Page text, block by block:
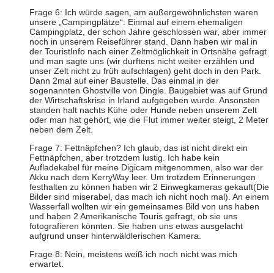
Frage 6: Ich würde sagen, am außergewöhnlichsten waren
unsere „Campingplätze“: Einmal auf einem ehemaligen
Campingplatz, der schon Jahre geschlossen war, aber immer
noch in unserem Reiseführer stand. Dann haben wir mal in
der TouristInfo nach einer Zeltmöglichkeit in Ortsnähe gefragt
und man sagte uns (wir durftens nicht weiter erzählen und
unser Zelt nicht zu früh aufschlagen) geht doch in den Park.
Dann 2mal auf einer Baustelle. Das einmal in der
sogenannten Ghostville von Dingle. Baugebiet was auf Grund
der Wirtschaftskrise in Irland aufgegeben wurde. Ansonsten
standen halt nachts Kühe oder Hunde neben unserem Zelt
oder man hat gehört, wie die Flut immer weiter steigt, 2 Meter
neben dem Zelt.
Frage 7: Fettnäpfchen? Ich glaub, das ist nicht direkt ein
Fettnäpfchen, aber trotzdem lustig. Ich habe kein
Aufladekabel für meine Digicam mitgenommen, also war der
Akku nach dem KerryWay leer. Um trotzdem Erinnerungen
festhalten zu können haben wir 2 Einwegkameras gekauft(Die
Bilder sind miserabel, das mach ich nicht noch mal). An einem
Wasserfall wollten wir ein gemeinsames Bild von uns haben
und haben 2 Amerikanische Touris gefragt, ob sie uns
fotografieren könnten. Sie haben uns etwas ausgelacht
aufgrund unser hinterwäldlerischen Kamera.
Frage 8: Nein, meistens weiß ich noch nicht was mich
erwartet.